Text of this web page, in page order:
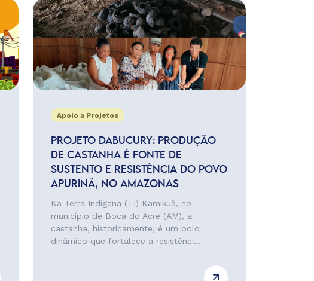
Apoio a Projetos
PROJETO DABUCURY: PRODUÇÃO
DE CASTANHA É FONTE DE
SUSTENTO E RESISTÊNCIA DO POVO
APURINÃ, NO AMAZONAS
Na Terra Indígena (TI) Kamikuã, no
município de Boca do Acre (AM), a
castanha, historicamente, é um polo
dinâmico que fortalece a resistênci...